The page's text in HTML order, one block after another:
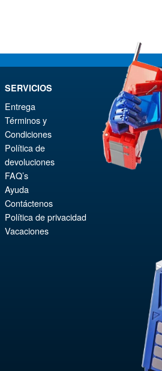
SERVICIOS
Entrega
Términos y
Condiciones
Política de
devoluciones
FAQ’s
Ayuda
Contáctenos
Política de privacidad
Vacaciones